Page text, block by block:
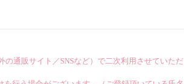
の通販サイト／SNSなど）で二次利用させていただ